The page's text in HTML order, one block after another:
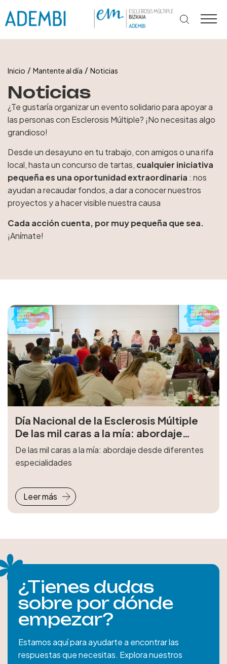
al
Inicio / Mantente al día / Noticias
Noticias
¿Te gustaría organizar un evento solidario para apoyar a
las personas con Esclerosis Múltiple? ¡No necesitas algo
grandioso!
Desde un desayuno en tu trabajo, con amigos o una rifa
local, hasta un concurso de tartas, cualquier iniciativa
pequeña es una oportunidad extraordinaria : nos
ayudan a recaudar fondos, a dar a conocer nuestros
proyectos y a hacer visible nuestra causa
Cada acción cuenta, por muy pequeña que sea.
¡Anímate!
Día Nacional de la Esclerosis Múltiple
De las mil caras a la mía: abordaje
desde diferentes especialidades
De las mil caras a la mía: abordaje desde diferentes
especialidades
Leer más
¿Tienes dudas
sobre por dónde
empezar?
Estamos aquí para ayudarte a encontrar las
respuestas que necesitas. Explora nuestros